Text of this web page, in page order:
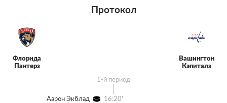
Протокол
Флорида
Пантерз
Вашингтон
Кэпиталз
1-й период
Аарон Экблад 16:20'